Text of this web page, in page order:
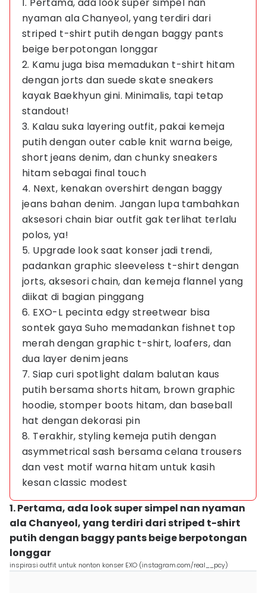
nyaman ala Chanyeol, yang terdiri dari
striped t-shirt putih dengan baggy pants
beige berpotongan longgar
2. Kamu juga bisa memadukan t-shirt hitam
dengan jorts dan suede skate sneakers
kayak Baekhyun gini. Minimalis, tapi tetap
standout!
3. Kalau suka layering outfit, pakai kemeja
putih dengan outer cable knit warna beige,
short jeans denim, dan chunky sneakers
hitam sebagai final touch
4. Next, kenakan overshirt dengan baggy
jeans bahan denim. Jangan lupa tambahkan
aksesori chain biar outfit gak terlihat terlalu
polos, ya!
5. Upgrade look saat konser jadi trendi,
padankan graphic sleeveless t-shirt dengan
jorts, aksesori chain, dan kemeja flannel yang
diikat di bagian pinggang
6. EXO-L pecinta edgy streetwear bisa
sontek gaya Suho memadankan fishnet top
merah dengan graphic t-shirt, loafers, dan
dua layer denim jeans
7. Siap curi spotlight dalam balutan kaus
putih bersama shorts hitam, brown graphic
hoodie, stomper boots hitam, dan baseball
hat dengan dekorasi pin
8. Terakhir, styling kemeja putih dengan
asymmetrical sash bersama celana trousers
dan vest motif warna hitam untuk kasih
kesan classic modest
1. Pertama, ada look super simpel nan nyaman
ala Chanyeol, yang terdiri dari striped t-shirt
putih dengan baggy pants beige berpotongan
longgar
inspirasi outfit untuk nonton konser EXO (instagram.com/real__pcy)